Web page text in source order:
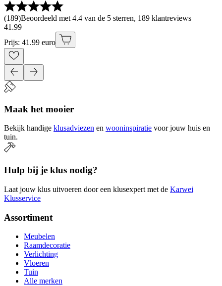
(189)Beoordeeld met 4.4 van de 5 sterren, 189 klantreviews
41 .99
Prijs: 41.99 euro
Maak het mooier
Bekijk handige klusadviezen en wooninspiratie voor jouw huis en
tuin.
Hulp bij je klus nodig?
Laat jouw klus uitvoeren door een klusexpert met de Karwei
Klusservice
Assortiment
Meubelen
Raamdecoratie
Verlichting
Vloeren
Tuin
Alle merken